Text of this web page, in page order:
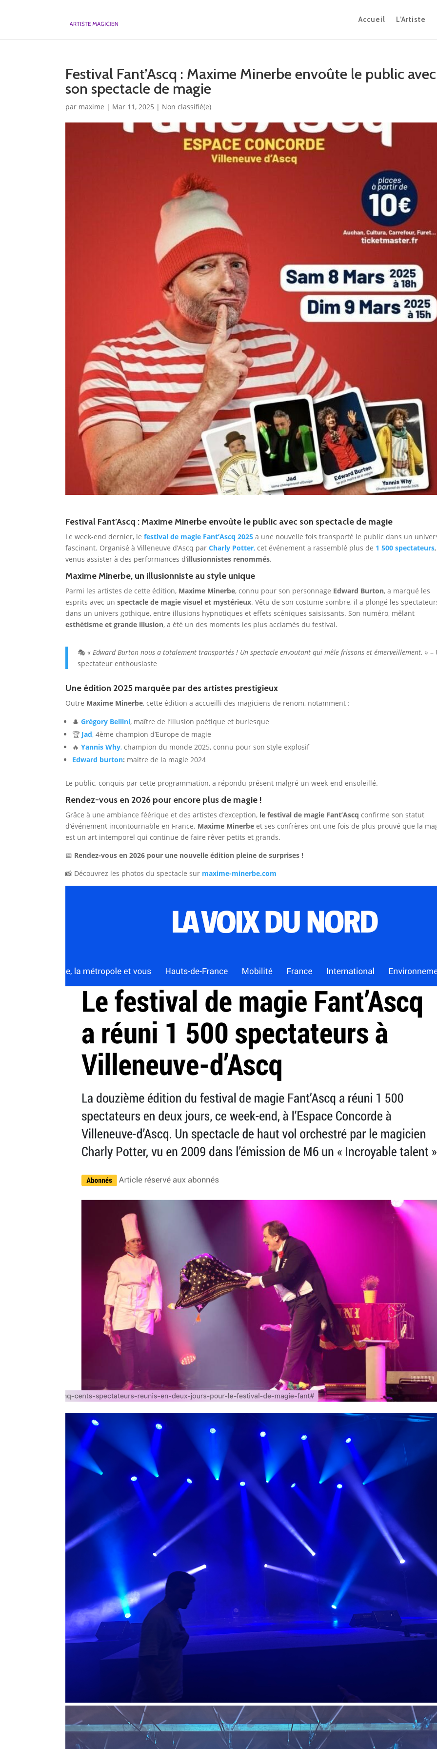
Accueil L’Artiste
Festival Fant’Ascq : Maxime Minerbe envoûte le public avec
son spectacle de magie
par maxime | Mar 11, 2025 | Non classifié(e)
Festival Fant’Ascq :Maxime Minerbe envoûte le public avec son spectacle de magie
Le week-end dernier, lefestival de magie Fant’Ascq 2025 a une nouvelle fois transporté le public dans un
fascinant. Organisé à Villeneuve d’Ascq parCharly Potter, cet événement a rassemblé plus de 1 500 spectateurs,
venus assister à des performances d’illusionnistes renommés.
Maxime Minerbe, un illusionniste au style unique
Parmi les artistes de cette édition, Maxime Minerbe, connu pour son personnage Edward Burton, a marqué les
esprits avec unspectacle de magie visuel et mystérieux. Vêtu de son costume sombre, il a plongé les
dans un univers gothique, entre illusions hypnotiques et effets scéniques saisissants. Son numéro, mêlant
esthétisme et grande illusion, a été un des moments les plus acclamés du festival.
🎭« Edward Burton nous a totalement transportés ! Un spectacle envoutant qui mêle frissons et émerveillement. » –
spectateur enthousiaste
Une édition 2025 marquée par des artistes prestigieux
Outre Maxime Minerbe, cette édition a accueilli des magiciens de renom, notamment :
🎩Grégory Bellini, maître de l’illusion poétique et burlesque
🏆 Jad, 4ème champion d’Europe de magie
🔥Yannis Why, champion du monde 2025, connu pour son style explosif
Edward burton: maitre de la magie 2024
Le public, conquis par cette programmation, a répondu présent malgré un week-end ensoleillé.
Rendez-vous en 2026 pour encore plus de magie !
Grâce à une ambiance féérique et des artistes d’exception, le festival de magie Fant’Ascq confirme son statut
d’événement incontournable en France. Maxime Minerbe et ses confrères ont une fois de plus prouvé que la
est un art intemporel qui continue de faire rêver petits et grands.
📅 Rendez-vous en 2026 pour une nouvelle édition pleine de surprises !
📸 Découvrez les photos du spectacle sur maxime-minerbe.com